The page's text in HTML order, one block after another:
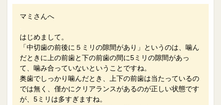
マミさんへ
はじめまして。
「中切歯の前後に５ミリの隙間があり」というのは、噛ん
だときに上の前歯と下の前歯の間に5ミリの隙間があっ
て、噛み合っていないということですね。
奥歯でしっかり噛んだとき、上下の前歯は当たっているの
では無く、僅かにクリアランスがあるのが正しい状態です
が、5ミリは多すぎますね。